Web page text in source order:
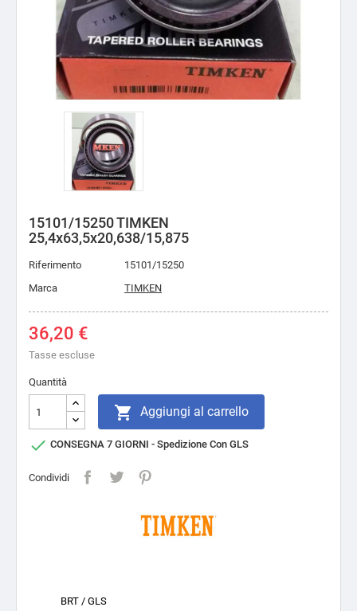
15101/15250 TIMKEN
25,4x63,5x20,638/15,875
Riferimento
15101/15250
Marca
TIMKEN
36,20 €
Tasse escluse
Quantità
 Aggiungi al carrello
 CONSEGNA 7 GIORNI - Spedizione Con GLS
Condividi
BRT / GLS